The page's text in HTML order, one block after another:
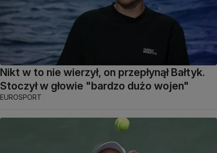
Nikt w to nie wierzył, on przepłynął Bałtyk.
Stoczył w głowie "bardzo dużo wojen"
EUROSPORT